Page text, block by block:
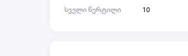
სველი წერტილი 10